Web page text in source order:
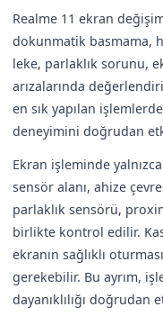
Realme 11 ekran
dokunmatik basmama,
leke, parlaklık sorunu,
arızalarında
en sık yapılan
deneyimini doğrudan
Ekran işleminde
sensör alanı, ahize
parlaklık sensörü,
birlikte kontrol edilir.
ekranın sağlıklı
gerekebilir. Bu ayrım,
dayanıklılığı doğrudan